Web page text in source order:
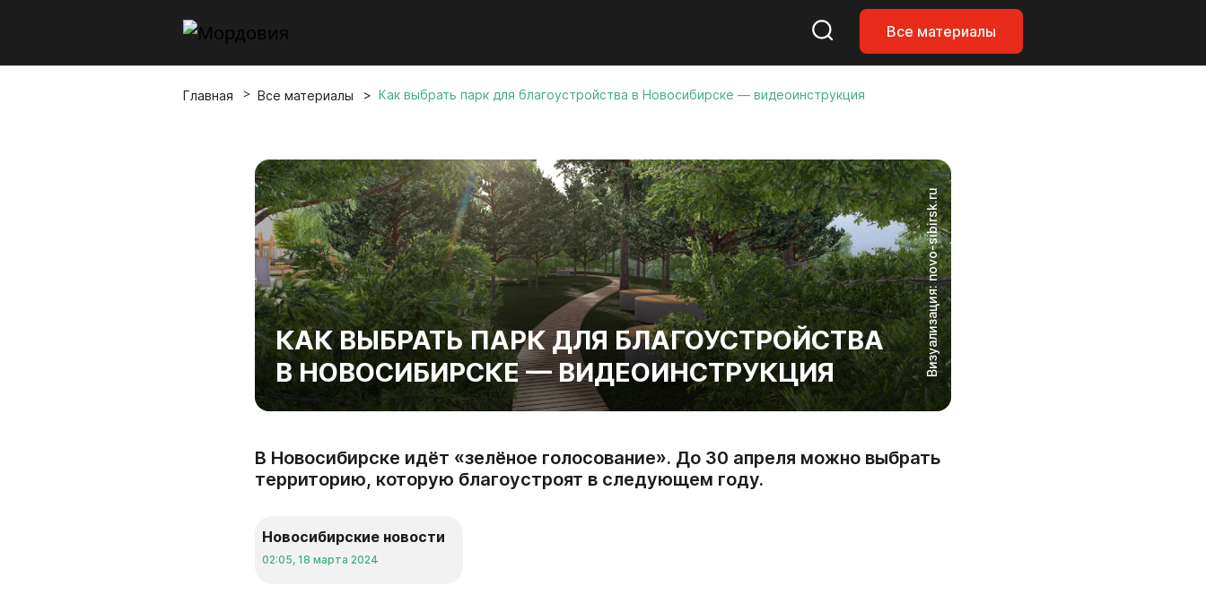
Все материалы
Главная Все материалы Как выбрать парк для благоустройства в Новосибирске — видеоинструкция
Визуализация: novo-sibirsk.ru
КАК ВЫБРАТЬ ПАРК ДЛЯ БЛАГОУСТРОЙСТВА
В НОВОСИБИРСКЕ — ВИДЕОИНСТРУКЦИЯ
В Новосибирске идёт «зелёное голосование». До 30 апреля можно выбрать
территорию, которую благоустроят в следующем году.
Новосибирские новости
02:05, 18 марта 2024